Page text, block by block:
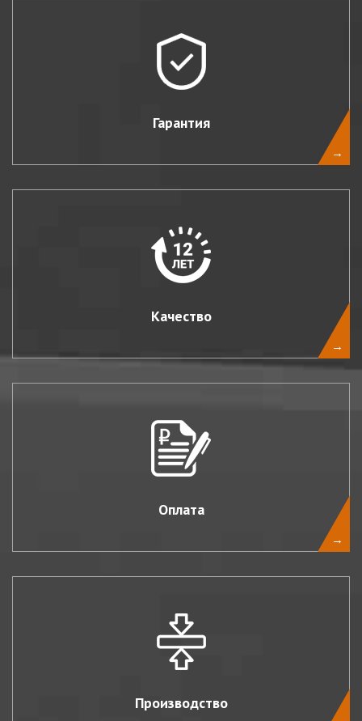
Гарантия
→
Качество
→
Оплата
→
Производство